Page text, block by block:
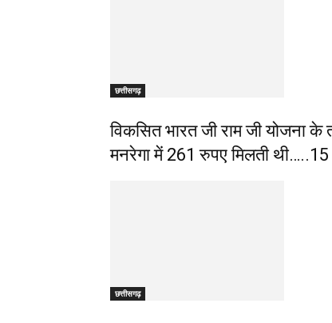
छत्तीसगढ़
विकसित भारत जी राम जी योजना
मनरेगा में 261 रुपए मिलती
छत्तीसगढ़